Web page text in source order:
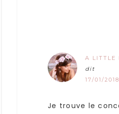
A LITTLE
dit
17/01/
Je trouve le